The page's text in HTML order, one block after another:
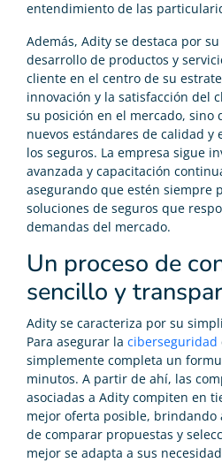
entendimiento de las
Además, Adity se destaca por
desarrollo de productos y
cliente en el centro de su
innovación y la satisfacción del
su posición en el mercado, sino
nuevos estándares de calidad y
los seguros. La empresa sigue
avanzada y capacitación
asegurando que estén siempre
soluciones de seguros que
demandas del mercado.
Un proceso de
sencillo y
Adity se caracteriza por su
Para asegurar la ciberseguridad
simplemente completa un
minutos. A partir de ahí, las
asociadas a Adity compiten en
mejor oferta posible,
de comparar propuestas y
mejor se adapta a sus